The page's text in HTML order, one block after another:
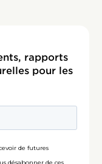
rapports
pour les